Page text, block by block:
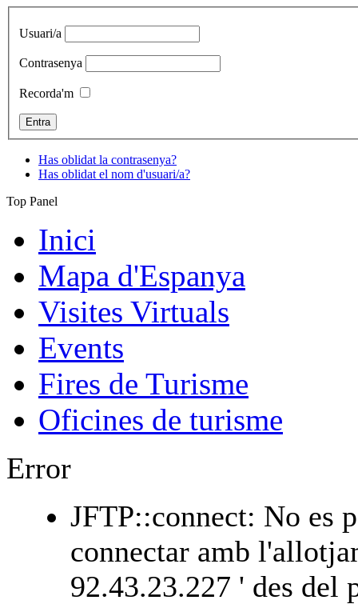
Usuari/a
Contrasenya
Recorda'm
Has oblidat la contrasenya?
Has oblidat el nom d'usuari/a?
Top Panel
Inici
Mapa d'Espanya
Visites Virtuals
Events
Fires de Turisme
Oficines de turisme
Error
JFTP::connect: No es
connectar amb
92.43.23.227 ' des del